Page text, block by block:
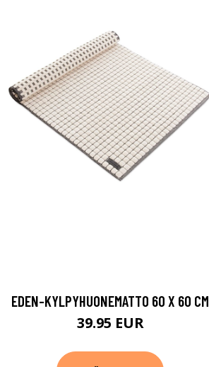
EDEN-KYLPYHUONEMATTO 60 X 60 CM
39.95 EUR